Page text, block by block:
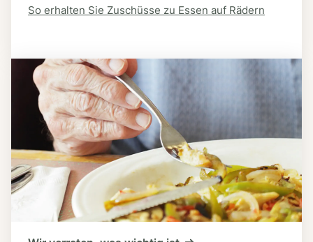
So erhalten Sie Zuschüsse zu Essen auf Rädern